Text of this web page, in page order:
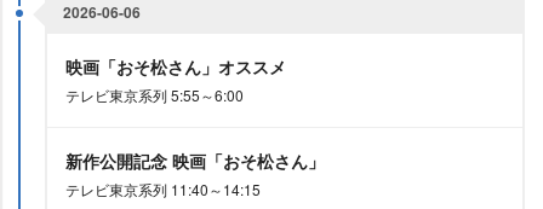
2026-06-06
映画「おそ松さん」オススメ
テレビ東京系列 5:55～6:00
新作公開記念 映画「おそ松さん」
テレビ東京系列 11:40～14:15